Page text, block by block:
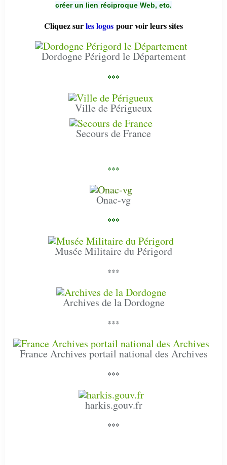
créer un lien réciproque Web, etc.
Cliquez surles logos pour voir leurs sites
Dordogne Périgord le Département
***
Ville de Périgueux
Secours de France
***
Onac-vg
***
Musée Militaire du Périgord
***
Archives de la Dordogne
***
France Archives portail national des Archives
***
harkis.gouv.fr
***